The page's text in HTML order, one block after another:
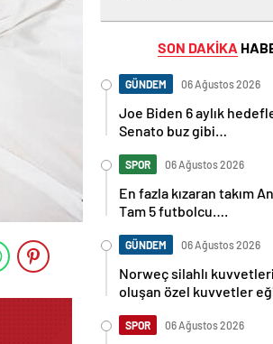
SON DAKİKA
GÜNDEM 06 Ağustos 2026
Joe Biden 6 aylık
Senato buz gibi…
SPOR 06 Ağustos 2026
En fazla kızaran takım
Tam 5 futbolcu….
GÜNDEM 06 Ağustos 2026
Norweç silahlı
oluşan özel kuvvetler
SPOR 06 Ağustos 2026